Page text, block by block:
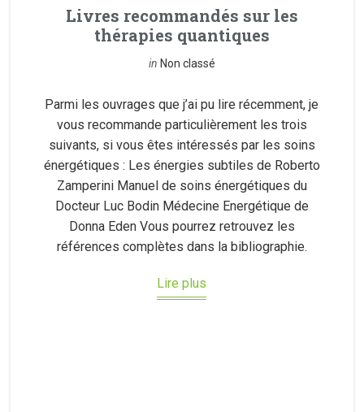
Livres recommandés sur les
thérapies quantiques
in Non classé
Parmi les ouvrages que j’ai pu lire récemment, je
vous recommande particulièrement les trois
suivants, si vous êtes intéressés par les soins
énergétiques : Les énergies subtiles de Roberto
Zamperini Manuel de soins énergétiques du
Docteur Luc Bodin Médecine Energétique de
Donna Eden Vous pourrez retrouvez les
références complètes dans la bibliographie.
Lire plus